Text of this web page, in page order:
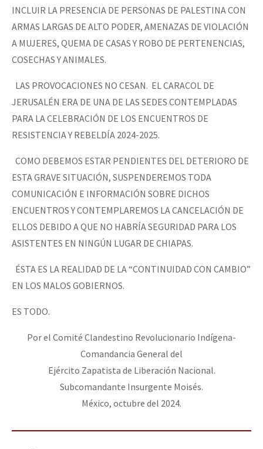
INCLUIR LA PRESENCIA DE PERSONAS DE PALESTINA CON
ARMAS LARGAS DE ALTO PODER, AMENAZAS DE VIOLACIÓN
A MUJERES, QUEMA DE CASAS Y ROBO DE PERTENENCIAS,
COSECHAS Y ANIMALES.
LAS PROVOCACIONES NO CESAN. EL CARACOL DE
JERUSALÉN ERA DE UNA DE LAS SEDES CONTEMPLADAS
PARA LA CELEBRACIÓN DE LOS ENCUENTROS DE
RESISTENCIA Y REBELDÍA 2024-2025.
COMO DEBEMOS ESTAR PENDIENTES DEL DETERIORO DE
ESTA GRAVE SITUACIÓN, SUSPENDEREMOS TODA
COMUNICACIÓN E INFORMACIÓN SOBRE DICHOS
ENCUENTROS Y CONTEMPLAREMOS LA CANCELACIÓN DE
ELLOS DEBIDO A QUE NO HABRÍA SEGURIDAD PARA LOS
ASISTENTES EN NINGÚN LUGAR DE CHIAPAS.
ÉSTA ES LA REALIDAD DE LA “CONTINUIDAD CON CAMBIO”
EN LOS MALOS GOBIERNOS.
ES TODO.
Por el Comité Clandestino Revolucionario Indígena-
Comandancia General del
Ejército Zapatista de Liberación Nacional.
Subcomandante Insurgente Moisés.
México, octubre del 2024.